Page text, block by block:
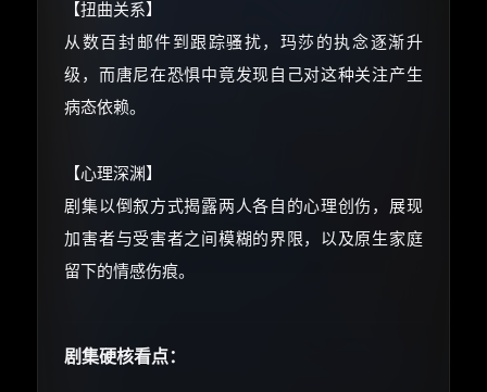
【扭曲关系】
从数百封邮件到跟踪骚扰，玛莎的执念逐渐升
级，而唐尼在恐惧中竟发现自己对这种关注产生
病态依赖。
【心理深渊】
剧集以倒叙方式揭露两人各自的心理创伤，展现
加害者与受害者之间模糊的界限，以及原生家庭
留下的情感伤痕。
剧集硬核看点：